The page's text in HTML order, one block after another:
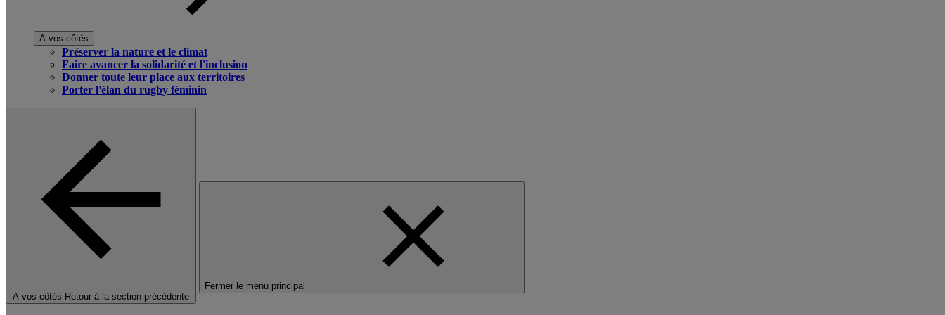
A vos côtés
Préserver la nature et le climat
Faire avancer la solidarité et l'inclusion
Donner toute leur place aux territoires
Porter l'élan du rugby féminin
A vos côtés Retour à la section précédente
Fermer le menu principal